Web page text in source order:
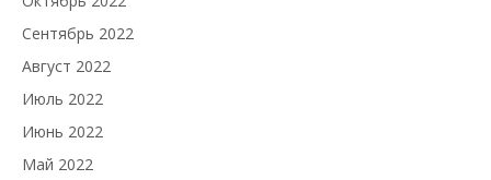
Сентябрь 2022
Август 2022
Июль 2022
Июнь 2022
Май 2022